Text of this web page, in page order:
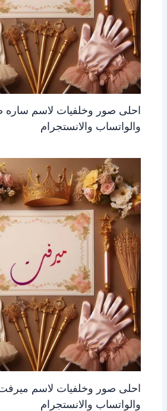
احلى صور وخلفيات لاسم ساره
والواتساب والانستجرام
احلى صور وخلفيات لاسم
والواتساب والانستجرام